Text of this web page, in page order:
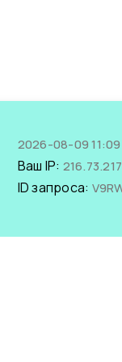
2026-08-09
Ваш IP:
ID запроса: